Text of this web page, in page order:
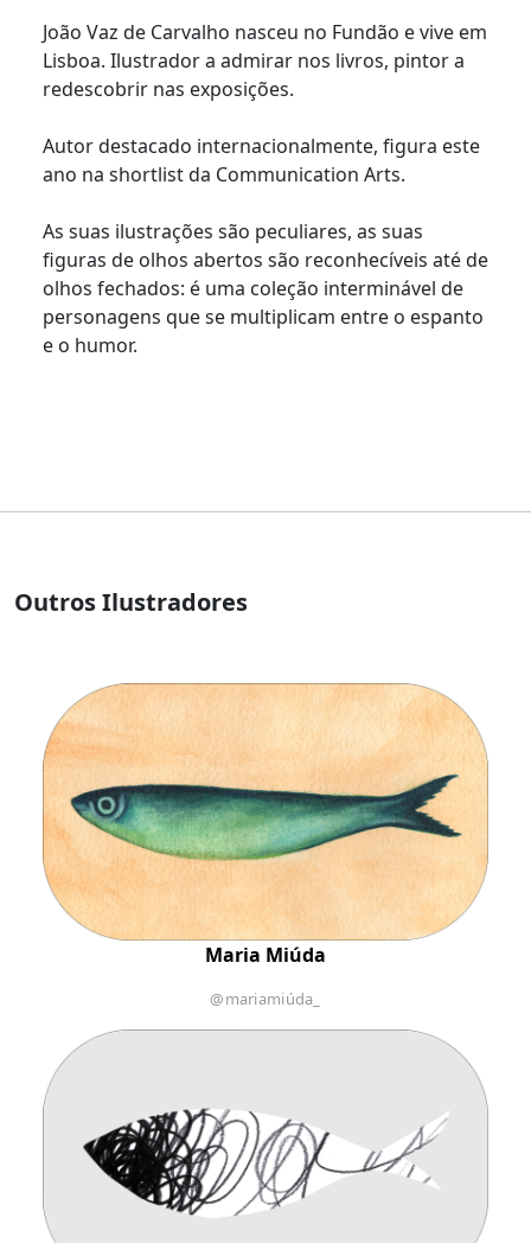
João Vaz de Carvalho nasceu no Fundão e vive em
Lisboa. Ilustrador a admirar nos livros, pintor a
redescobrir nas exposições.
Autor destacado internacionalmente, figura este
ano na shortlist da Communication Arts.
As suas ilustrações são peculiares, as suas
figuras de olhos abertos são reconhecíveis até de
olhos fechados: é uma coleção interminável de
personagens que se multiplicam entre o espanto
e o humor.
Outros Ilustradores
Maria Miúda
@mariamiúda_